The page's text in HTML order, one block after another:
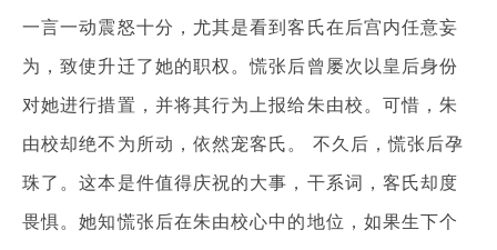
一言一动震怒十分，尤其是看到客氏在后宫内任意妄
为，致使升迁了她的职权。慌张后曾屡次以皇后身份
对她进行措置，并将其行为上报给朱由校。可惜，朱
由校却绝不为所动，依然宠客氏。 不久后，慌张后孕
珠了。这本是件值得庆祝的大事，干系词，客氏却度
畏惧。她知慌张后在朱由校心中的地位，如果生下个